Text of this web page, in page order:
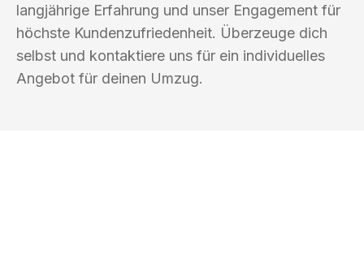
langjährige Erfahrung und unser Engagement für
höchste Kundenzufriedenheit. Überzeuge dich
selbst und kontaktiere uns für ein individuelles
Angebot für deinen Umzug.